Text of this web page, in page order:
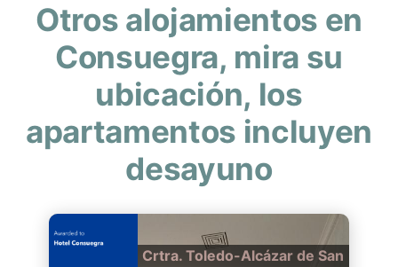
Otros alojamientos en
Consuegra, mira su
ubicación, los
apartamentos incluyen
desayuno
Crtra. Toledo-Alcázar de San